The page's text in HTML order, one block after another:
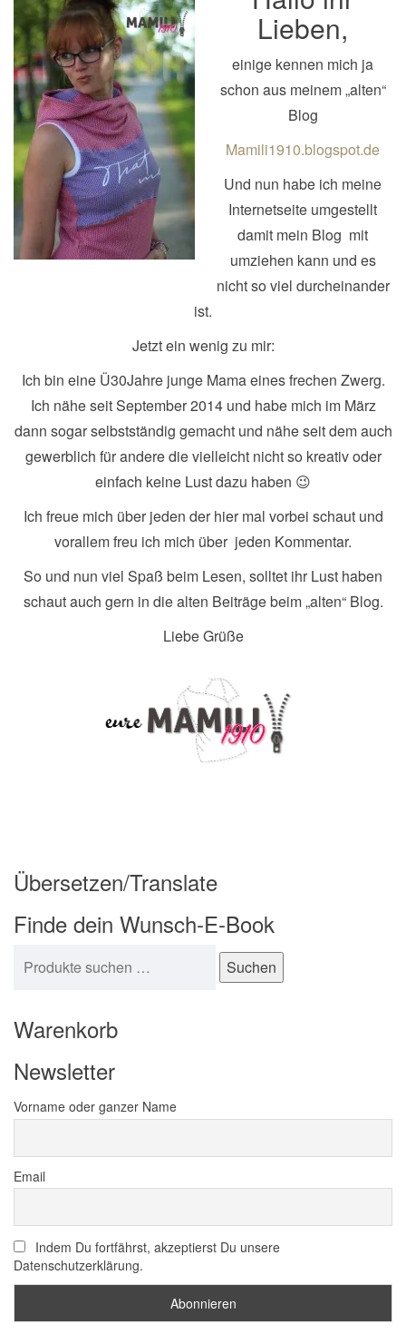
a
v
i
a
o
n
Lieben,
einige kennen mich ja
schon aus meinem „alten“
Blog
Mamili1910.blogspot.de
Und nun habe ich meine
Internetseite umgestellt
damit mein Blog mit
umziehen kann und es
nicht so viel durcheinander
ist.
Jetzt ein wenig zu mir:
Ich bin eine Ü30Jahre junge Mama eines frechen Zwerg.
Ich nähe seit September 2014 und habe mich im März
dann sogar selbstständig gemacht und nähe seit dem auch
gewerblich für andere die vielleicht nicht so kreativ oder
einfach keine Lust dazu haben 😉
Ich freue mich über jeden der hier mal vorbei schaut und
vorallem freu ich mich über jeden Kommentar.
So und nun viel Spaß beim Lesen, solltet ihr Lust haben
schaut auch gern in die alten Beiträge beim „alten“ Blog.
Liebe Grüße
Übersetzen/Translate
Finde dein Wunsch-E-Book
Suchen
Warenkorb
Newsletter
Vorname oder ganzer Name
Email
Indem Du fortfährst, akzeptierst Du unsere
Datenschutzerklärung.